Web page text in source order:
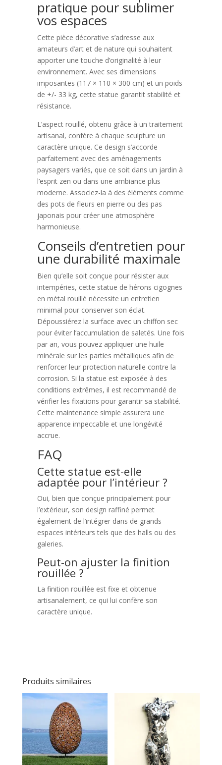
pratique pour sublimer
vos espaces
Cette pièce décorative s’adresse aux
amateurs d’art et de nature qui souhaitent
apporter une touche d’originalité à leur
environnement. Avec ses dimensions
imposantes (117 × 110 × 300 cm) et un poids
de +/- 33 kg, cette statue garantit stabilité et
résistance.
L’aspect rouillé, obtenu grâce à un traitement
artisanal, confère à chaque sculpture un
caractère unique. Ce design s’accorde
parfaitement avec des aménagements
paysagers variés, que ce soit dans un jardin à
l’esprit zen ou dans une ambiance plus
moderne. Associez-la à des éléments comme
des pots de fleurs en pierre ou des pas
japonais pour créer une atmosphère
harmonieuse.
Conseils d’entretien pour
une durabilité maximale
Bien qu’elle soit conçue pour résister aux
intempéries, cette statue de hérons cigognes
en métal rouillé nécessite un entretien
minimal pour conserver son éclat.
Dépoussiérez la surface avec un chiffon sec
pour éviter l’accumulation de saletés. Une fois
par an, vous pouvez appliquer une huile
minérale sur les parties métalliques afin de
renforcer leur protection naturelle contre la
corrosion. Si la statue est exposée à des
conditions extrêmes, il est recommandé de
vérifier les fixations pour garantir sa stabilité.
Cette maintenance simple assurera une
apparence impeccable et une longévité
accrue.
FAQ
Cette statue est-elle
adaptée pour l’intérieur ?
Oui, bien que conçue principalement pour
l’extérieur, son design raffiné permet
également de l’intégrer dans de grands
espaces intérieurs tels que des halls ou des
galeries.
Peut-on ajuster la finition
rouillée ?
La finition rouillée est fixe et obtenue
artisanalement, ce qui lui confère son
caractère unique.
Produits similaires